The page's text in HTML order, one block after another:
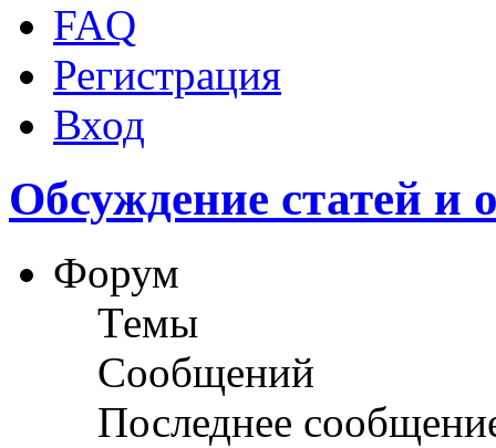
FAQ
Регистрация
Вход
Обсуждение статей и
Форум
Темы
Сообщений
Последнее